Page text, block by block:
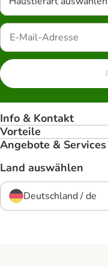
Info & Kontakt
Vorteile
Angebote & Services
Land auswählen
Deutschland / de